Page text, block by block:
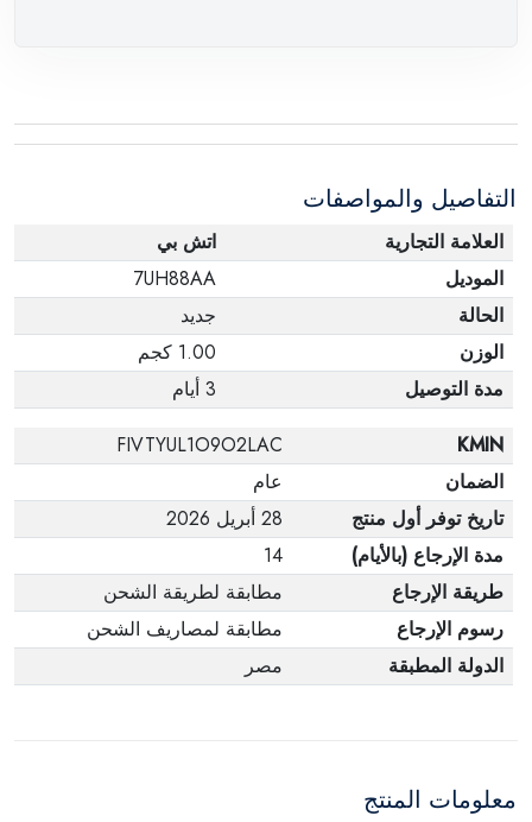
التفاصيل والمواصفات
العلامة التجارية
اتش بي
الموديل
7UH88AA
الحالة
جديد
الوزن
1.00 كجم
مدة التوصيل
3 أيام
KMIN
FIVTYUL1O9O2LAC
الضمان
عام
تاريخ توفر أول منتج
28 أبريل 2026
مدة الإرجاع (بالأيام)
14
طريقة الإرجاع
مطابقة لطريقة الشحن
رسوم الإرجاع
مطابقة لمصاريف الشحن
الدولة المطبقة
مصر
معلومات المنتج